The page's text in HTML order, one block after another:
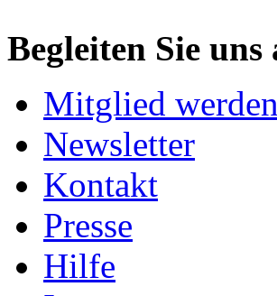
Begleiten Sie
Mitglied werden
Newsletter
Kontakt
Presse
Hilfe